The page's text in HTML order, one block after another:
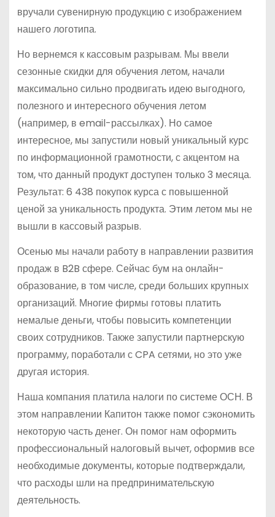
вручали сувенирную продукцию с изображением
нашего логотипа.
Но вернемся к кассовым разрывам. Мы ввели
сезонные скидки для обучения летом, начали
максимально сильно продвигать идею выгодного,
полезного и интересного обучения летом
(например, в email-рассылках). Но самое
интересное, мы запустили новый уникальный курс
по информационной грамотности, с акцентом на
том, что данный продукт доступен только 3 месяца.
Результат: 6 438 покупок курса с повышенной
ценой за уникальность продукта. Этим летом мы не
вышли в кассовый разрыв.
Осенью мы начали работу в направлении развития
продаж в B2B сфере. Сейчас бум на онлайн-
образование, в том числе, среди больших крупных
организаций. Многие фирмы готовы платить
немалые деньги, чтобы повысить компетенции
своих сотрудников. Также запустили партнерскую
программу, поработали с CPA сетями, но это уже
другая история.
Наша компания платила налоги по системе ОСН. В
этом направлении Капитон также помог сэкономить
некоторую часть денег. Он помог нам оформить
профессиональный налоговый вычет, оформив все
необходимые документы, которые подтверждали,
что расходы шли на предпринимательскую
деятельность.